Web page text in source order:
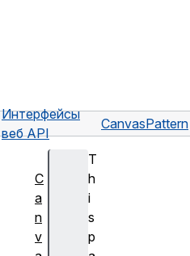
Интерфейсы
веб API
CanvasPattern
T
h
i
s
p
C
a
n
v